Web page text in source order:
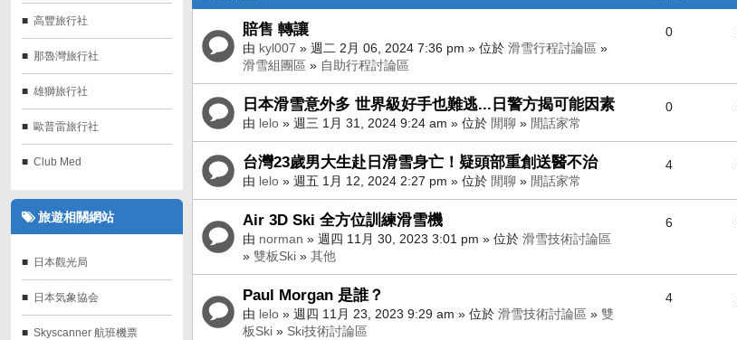
賠售 轉讓
由 kyl007 » 週二 2月 06, 2024 7:36 pm » 位於 滑雪行程討論區 »
滑雪組團區 » 自助行程討論區
0
日本滑雪意外多 世界級好手也難逃...日警方揭可能因素
由 lelo » 週三 1月 31, 2024 9:24 am » 位於 閒聊 » 閒話家常
0
台灣23歲男大生赴日滑雪身亡！疑頭部重創送醫不治
由 lelo » 週五 1月 12, 2024 2:27 pm » 位於 閒聊 » 閒話家常
4
Air 3D Ski 全方位訓練滑雪機
由 norman » 週四 11月 30, 2023 3:01 pm » 位於 滑雪技術討論區
» 雙板Ski » 其他
6
Paul Morgan 是誰？
由 lelo » 週四 11月 23, 2023 9:29 am » 位於 滑雪技術討論區 » 雙
板Ski » Ski技術討論區
4
高豐旅行社
那魯灣旅行社
雄獅旅行社
歐普雷旅行社
Club Med
旅遊相關網站
日本觀光局
日本気象協会
Skyscanner 航班機票‎